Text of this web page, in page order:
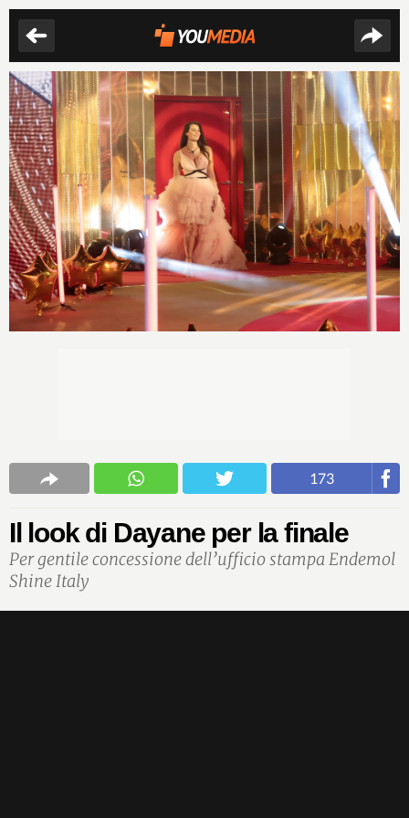
173
Il look di Dayane per la finale
Per gentile concessione dell’ufficio stampa Endemol
Shine Italy